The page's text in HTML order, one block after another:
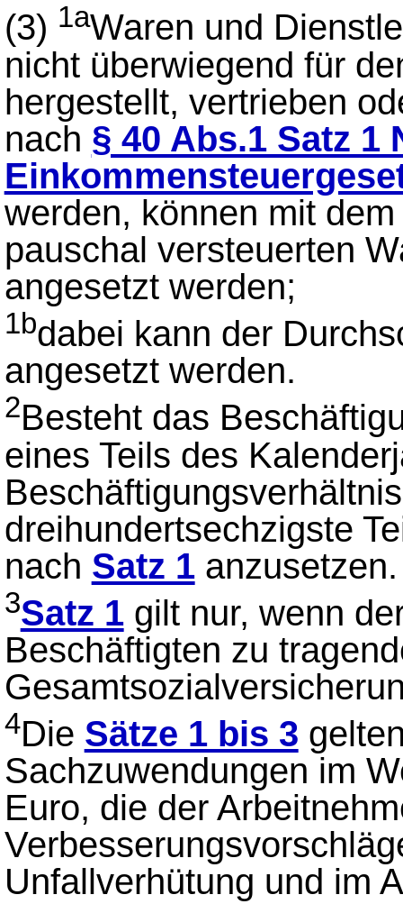
(3) 1aWaren und
nicht überwiegend für
hergestellt, vertrieben
nach § 40 Abs.1 Satz 1
werden, können mit
pauschal versteuerten
angesetzt werden;
1bdabei kann der
angesetzt werden.
2Besteht das
eines Teils des
dreihundertsechzigste
nach Satz 1anzusetzen.
3Satz 1gilt nur, wenn
Beschäftigten zu
4Die Sätze 1 bis 3
Sachzuwendungen im
Euro, die der
Unfallverhütung und im